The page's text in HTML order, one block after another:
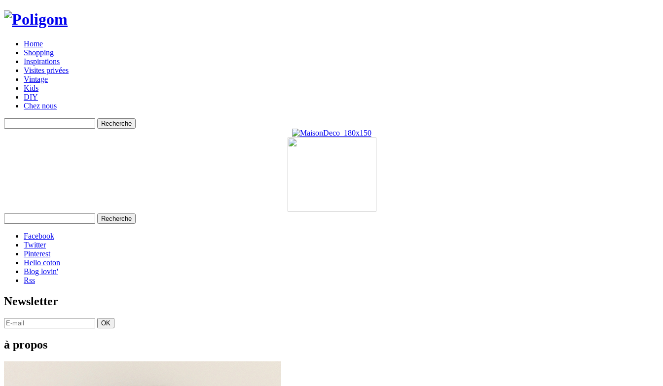
Home
Shopping
Inspirations
Visites privées
Vintage
Kids
DIY
Chez nous
Facebook
Twitter
Pinterest
Hello coton
Blog lovin'
Rss
Newsletter
OK
à propos